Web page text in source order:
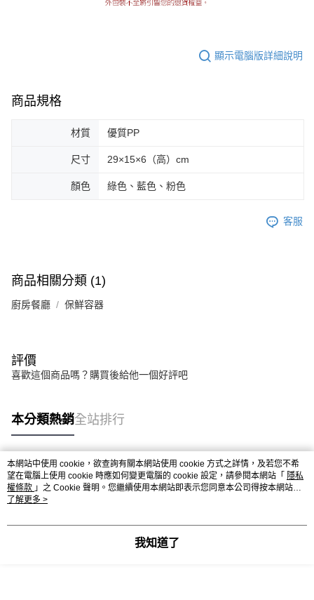
顯示電腦版詳細說明
商品規格
材質 優質PP
尺寸 29×15×6（高）cm
顏色 綠色、藍色、粉色
客服
商品相關分類 (1)
廚房餐廳 保鮮容器
評價
喜歡這個商品嗎？購買後給他一個好評吧
本分類熱銷全站排行
熱門標籤
本網站中使用 cookie，欲查詢有關本網站使用 cookie 方式之詳情，及若您不希
望在電腦上使用 cookie 時應如何變更電腦的 cookie 設定，請參閱本網站「 隱私
權條款 」之 Cookie 聲明。您繼續使用本網站即表示您同意本公司得按本網站使
用條款之 Cookie 聲明使用 cookie。
了解更多 >
我知道了